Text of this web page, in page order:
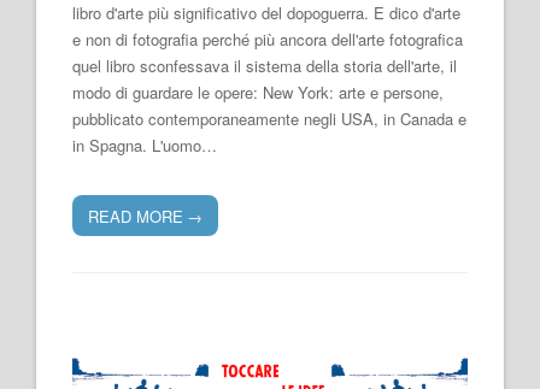
libro d'arte più significativo del dopoguerra. E dico d'arte
e non di fotografia perché più ancora dell'arte fotografica
quel libro sconfessava il sistema della storia dell'arte, il
modo di guardare le opere: New York: arte e persone,
pubblicato contemporaneamente negli USA, in Canada e
in Spagna. L'uomo…
READ MORE →